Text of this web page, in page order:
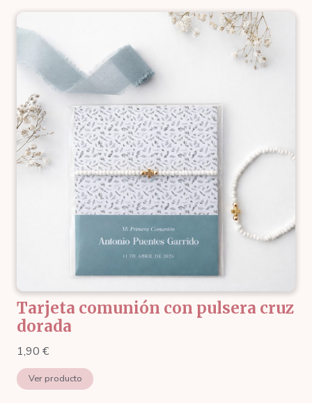
8,50 €
22,95 €
Tarjeta comunión con pulsera cruz
dorada
1,90 €
Ver producto